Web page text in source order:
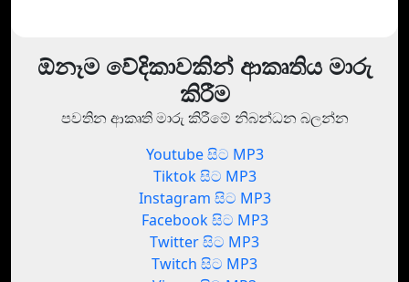
ඕනෑම වේදිකාවකින් ආකෘතිය මාරු
කිරීම
පවතින ආකෘති මාරු කිරීමේ නිබන්ධන බලන්න
Youtube සිට MP3
Tiktok සිට MP3
Instagram සිට MP3
Facebook සිට MP3
Twitter සිට MP3
Twitch සිට MP3